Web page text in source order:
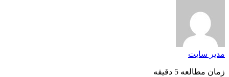
مدیر سایت
زمان مطالعه 5 دقیقه